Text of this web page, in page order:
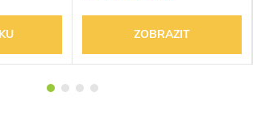
ZOBRAZIT